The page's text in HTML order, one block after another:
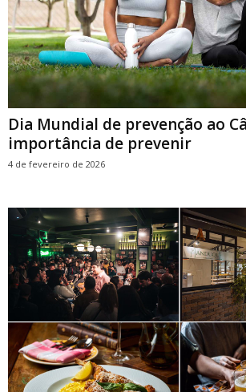
Dia Mundial de prevenção ao
importância de prevenir
4 de fevereiro de 2026